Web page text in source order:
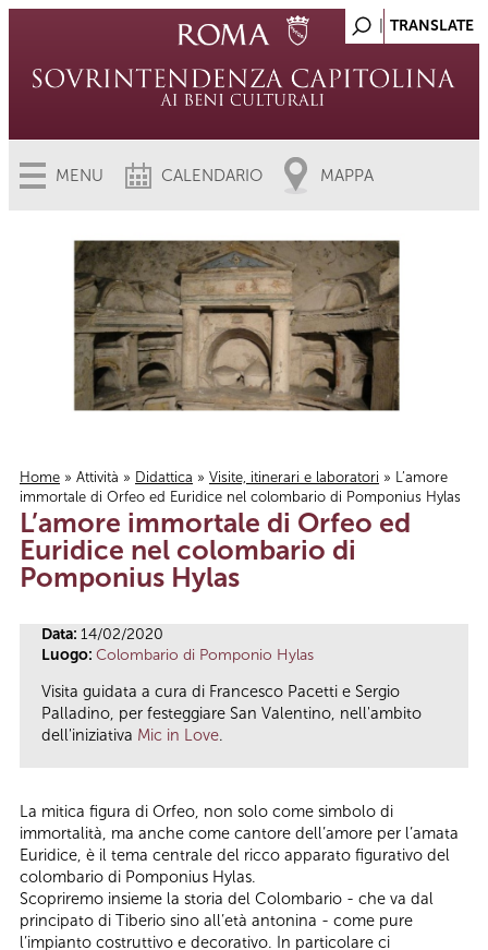
MENU CALENDARIO MAPPA
Tu sei qui
Home » Attività » Didattica » Visite, itinerari e laboratori » L’amore
immortale di Orfeo ed Euridice nel colombario di Pomponius Hylas
L’amore immortale di Orfeo ed
Euridice nel colombario di
Pomponius Hylas
Data: 14/02/2020
Luogo: Colombario di Pomponio Hylas
Visita guidata a cura di Francesco Pacetti e Sergio
Palladino, per festeggiare San Valentino, nell'ambito
dell'iniziativa Mic in Love.
La mitica figura di Orfeo, non solo come simbolo di
immortalità, ma anche come cantore dell’amore per l’amata
Euridice, è il tema centrale del ricco apparato figurativo del
colombario di Pomponius Hylas.
Scopriremo insieme la storia del Colombario - che va dal
principato di Tiberio sino all’età antonina - come pure
l’impianto costruttivo e decorativo. In particolare ci